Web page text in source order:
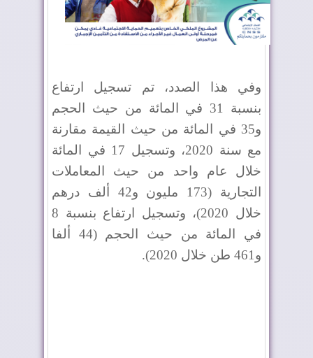
وفي هذا الصدد، تم تسجيل ارتفاع
بنسبة 31 في المائة من حيث الحجم
و35 في المائة من حيث القيمة مقارنة
مع سنة 2020، وتسجيل 17 في المائة
خلال عام واحد من حيث المعاملات
التجارية (173 مليون و42 ألف درهم
خلال 2020)، وتسجيل ارتفاع بنسبة 8
في المائة من حيث الحجم (44 ألفا
و461 طن خلال 2020).